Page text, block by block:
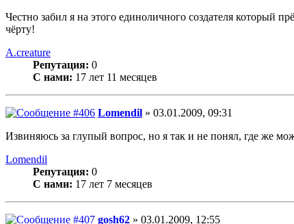
Честно забил я на этого единоличного создателя который
чёрту!
A.creature
Репутация: 0
С нами: 17 лет 11 месяцев
Lomendil » 03.01.2009, 09:31
Извиняюсь за глупый вопрос, но я так и не понял, где же
Lomendil
Репутация: 0
С нами: 17 лет 7 месяцев
gosh62 » 03.01.2009, 12:55